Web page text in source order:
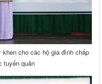
cho các hộ gia đình chấp
tuyển quân